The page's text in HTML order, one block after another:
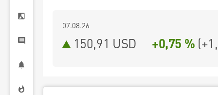
07.08.26
150,91 USD +0,75 % (